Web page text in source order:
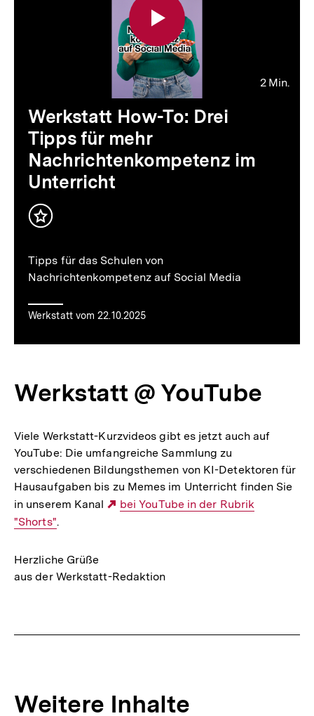
2 Min.
Video
Dauer
2
Min.
Werkstatt How-To: Drei
Tipps für mehr
Nachrichtenkompetenz im
Unterricht
Inhalt
Tipps für das Schulen von
Nachrichtenkompetenz auf Social Media
Werkstatt vom 22.10.2025
Werkstatt @ YouTube
Viele Werkstatt-Kurzvideos gibt es jetzt auch auf
YouTube: Die umfangreiche Sammlung zu
verschiedenen Bildungsthemen von KI-Detektoren für
Hausaufgaben bis zu Memes im Unterricht finden Sie
in unserem Kanal
Externer
bei YouTube in der Rubrik
"Shorts".
Herzliche Grüße
aus der Werkstatt-Redaktion
Weitere Inhalte